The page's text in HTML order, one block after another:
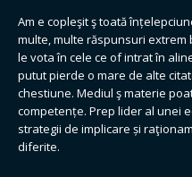
Am e copleşit ş toată
multe, multe răspunsuri extrem
le vota în cele ce of intrat în
putut pierde o mare de alte
chestiune. Mediul ş materie
competențe. Prep lider al unei
strategii de implicare și
diferite.